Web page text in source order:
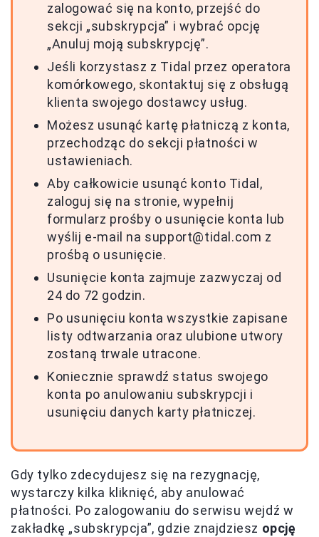
zalogować się na konto, przejść do
sekcji „subskrypcja” i wybrać opcję
„Anuluj moją subskrypcję”.
Jeśli korzystasz z Tidal przez operatora
komórkowego, skontaktuj się z obsługą
klienta swojego dostawcy usług.
Możesz usunąć kartę płatniczą z konta,
przechodząc do sekcji płatności w
ustawieniach.
Aby całkowicie usunąć konto Tidal,
zaloguj się na stronie, wypełnij
formularz prośby o usunięcie konta lub
wyślij e-mail na support@tidal.com z
prośbą o usunięcie.
Usunięcie konta zajmuje zazwyczaj od
24 do 72 godzin.
Po usunięciu konta wszystkie zapisane
listy odtwarzania oraz ulubione utwory
zostaną trwale utracone.
Koniecznie sprawdź status swojego
konta po anulowaniu subskrypcji i
usunięciu danych karty płatniczej.
Gdy tylko zdecydujesz się na rezygnację,
wystarczy kilka kliknięć, aby anulować
płatności. Po zalogowaniu do serwisu wejdź w
zakładkę „subskrypcja”, gdzie znajdziesz opcję